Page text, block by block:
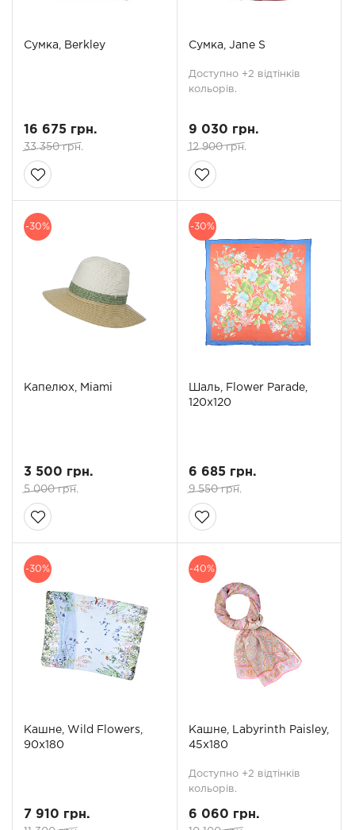
Сумка, Berkley
16 675 грн.
33 350 грн.
Сумка, Jane S
Доступно +2 відтінків
кольорів.
9 030 грн.
12 900 грн.
-30%
Капелюх, Miami
3 500 грн.
5 000 грн.
-30%
Шаль, Flower Parade,
120x120
6 685 грн.
9 550 грн.
-30%
Кашне, Wild Flowers,
90x180
7 910 грн.
-40%
Кашне, Labyrinth Paisley,
45х180
Доступно +2 відтінків
кольорів.
6 060 грн.